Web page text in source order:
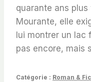
quarante ans
Mourante, elle
lui montrer un lac
pas encore, mais
Catégorie : Roman &